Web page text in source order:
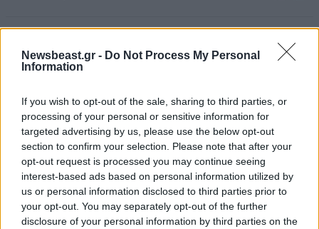
Newsbeast.gr - Do Not Process My Personal
Information
If you wish to opt-out of the sale, sharing to third parties, or
processing of your personal or sensitive information for
targeted advertising by us, please use the below opt-out
section to confirm your selection. Please note that after your
opt-out request is processed you may continue seeing
interest-based ads based on personal information utilized by
us or personal information disclosed to third parties prior to
your opt-out. You may separately opt-out of the further
disclosure of your personal information by third parties on the